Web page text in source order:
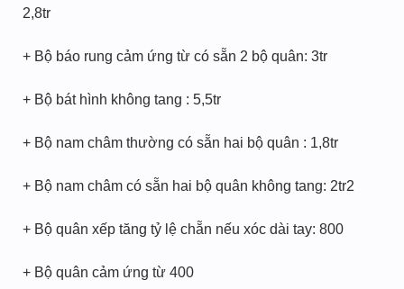
2,8tr
+ Bộ báo rung cảm ứng từ có sẵn 2 bộ quân: 3tr
+ Bộ bát hình không tang : 5,5tr
+ Bộ nam châm thường có sẵn hai bộ quân : 1,8tr
+ Bộ nam châm có sẵn hai bộ quân không tang: 2tr2
+ Bộ quân xếp tăng tỷ lệ chẵn nếu xóc dài tay: 800
+ Bộ quân cảm ứng từ 400